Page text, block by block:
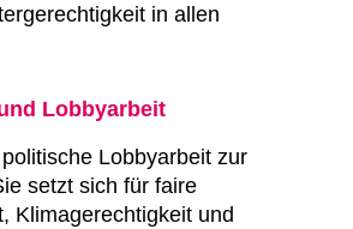
in allen
Lobbyarbeit
Lobbyarbeit zur
setzt sich für faire
Klimagerechtigkeit und